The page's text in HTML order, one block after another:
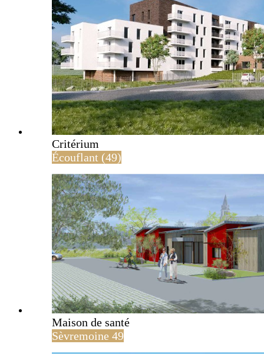
Critérium
Écouflant (49)
Maison de santé
Sèvremoine 49